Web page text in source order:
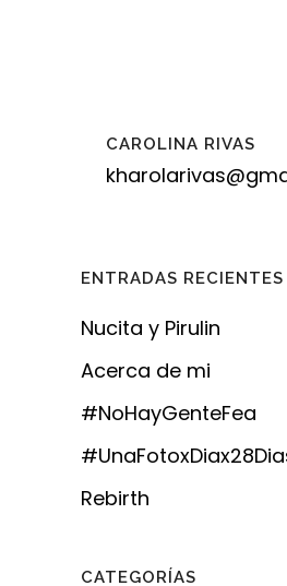
CAROLINA RIVAS
ENTRADAS RECIENTES
Nucita y Pirulin
Acerca de mi
#NoHayGenteFea
Rebirth
CATEGORÍAS